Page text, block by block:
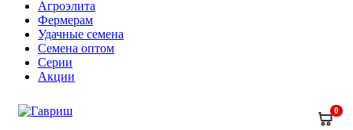
Агроэлита
Фермерам
Удачные семена
Семена оптом
Серии
Акции
0